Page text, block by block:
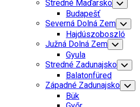
Stredné Maďarsko Toggle
Child
Menu
Budapešť
Severná Dolná Zem Toggle
Child
Menu
Hajdúszoboszló
Južná Dolná Zem Toggle
Child
Menu
Gyula
Stredné Zadunajsko Toggle
Child
Menu
Balatonfüred
Západné Zadunajsko Toggle
Child
Bük